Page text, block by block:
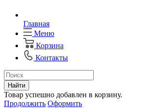
Главная
Меню
Корзина
Контакты
Найти
Товар успешно добавлен в корзину.
Продолжить Оформить